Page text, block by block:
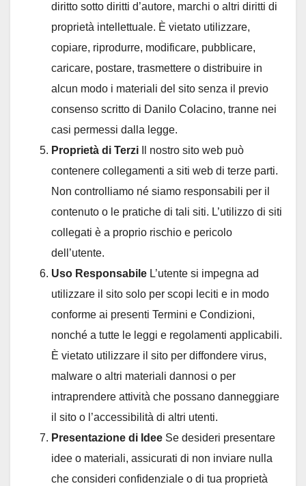
diritto sotto diritti d’autore, marchi o altri diritti di
proprietà intellettuale. È vietato utilizzare,
copiare, riprodurre, modificare, pubblicare,
caricare, postare, trasmettere o distribuire in
alcun modo i materiali del sito senza il previo
consenso scritto di Danilo Colacino, tranne nei
casi permessi dalla legge.
Proprietà di Terzi Il nostro sito web può
contenere collegamenti a siti web di terze parti.
Non controlliamo né siamo responsabili per il
contenuto o le pratiche di tali siti. L’utilizzo di siti
collegati è a proprio rischio e pericolo
dell’utente.
Uso Responsabile L’utente si impegna ad
utilizzare il sito solo per scopi leciti e in modo
conforme ai presenti Termini e Condizioni,
nonché a tutte le leggi e regolamenti applicabili.
È vietato utilizzare il sito per diffondere virus,
malware o altri materiali dannosi o per
intraprendere attività che possano danneggiare
il sito o l’accessibilità di altri utenti.
Presentazione di Idee Se desideri presentare
idee o materiali, assicurati di non inviare nulla
che consideri confidenziale o di tua proprietà